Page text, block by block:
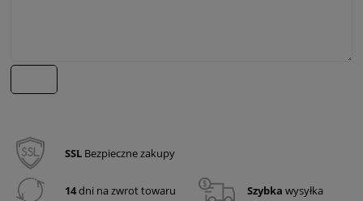
SSL Bezpieczne zakupy
14dni na zwrot towaru Szybka wysyłka